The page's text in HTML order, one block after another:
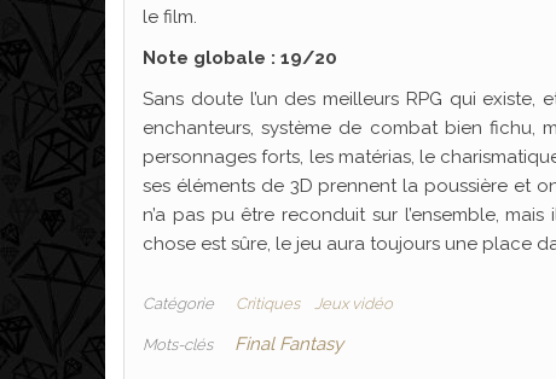
le film.
Note globale : 19/20
Sans doute l’un des meilleurs RPG qui
enchanteurs, système de combat bien fichu,
personnages forts, les matérias, le
ses éléments de 3D prennent la poussière et
n’a pas pu être reconduit sur l’ensemble,
chose est sûre, le jeu aura toujours une place
Catégorie Critiques Jeux vidéo
Mots-clés Final Fantasy